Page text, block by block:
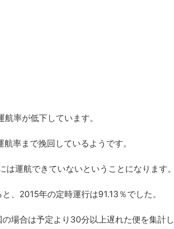
率が低下しています。
率まで挽回しているようです。
運航できていないということになります。
、2015年の定時運行は91.13％でした。
場合は予定より30分以上遅れた便を集計し